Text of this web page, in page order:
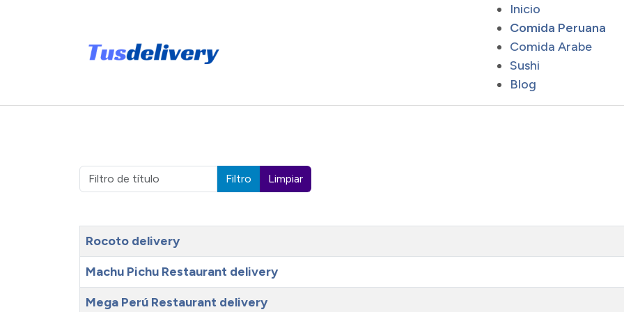
Inicio
Comida Peruana
Comida Arabe
Sushi
Blog
Filtro de título Filtro Limpiar
Título
Rocoto delivery
Machu Pichu Restaurant delivery
Mega Perú Restaurant delivery